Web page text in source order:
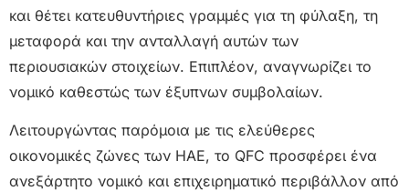
και θέτει κατευθυντήριες γραμμές για τη φύλαξη, τη
μεταφορά και την ανταλλαγή αυτών των
περιουσιακών στοιχείων. Επιπλέον, αναγνωρίζει το
νομικό καθεστώς των έξυπνων συμβολαίων.
Λειτουργώντας παρόμοια με τις ελεύθερες
οικονομικές ζώνες των ΗΑΕ, το QFC προσφέρει ένα
ανεξάρτητο νομικό και επιχειρηματικό περιβάλλον από